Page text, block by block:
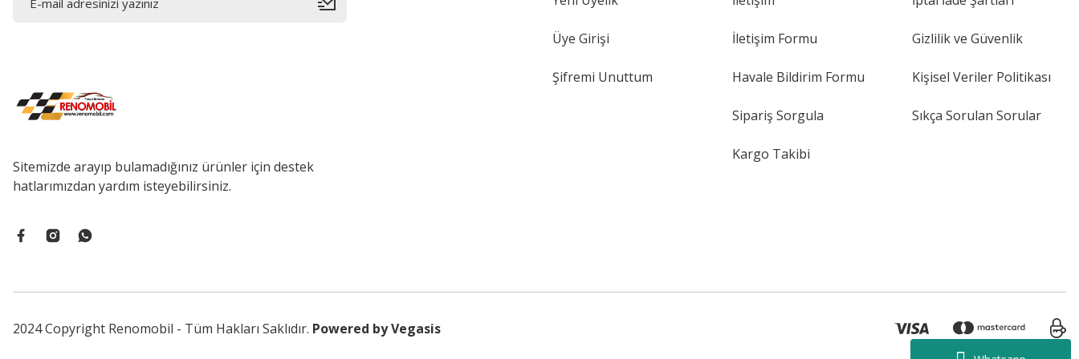
Sitemizde arayıp bulamadığınız ürünler için destek
hatlarımızdan yardım isteyebilirsiniz.
Üye Girişi
Şifremi Unuttum
İletişim Formu
Havale Bildirim Formu
Sipariş Sorgula
Kargo Takibi
Gizlilik ve Güvenlik
Kişisel Veriler Politikası
Sıkça Sorulan Sorular
2024 Copyright Renomobil - Tüm Hakları Saklıdır. Powered by Vegasis